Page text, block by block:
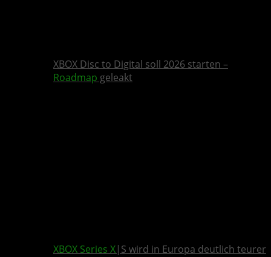
XBOX Disc to Digital soll 2026 starten –
Roadmap geleakt
XBOX Series X|S wird in Europa deutlich teurer